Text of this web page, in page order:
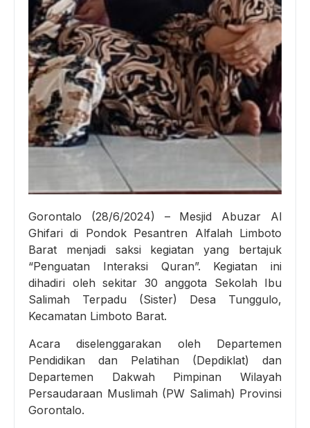
Gorontalo (28/6/2024) – Mesjid Abuzar Al
Ghifari di Pondok Pesantren Alfalah Limboto
Barat menjadi saksi kegiatan yang bertajuk
“Penguatan Interaksi Quran”. Kegiatan ini
dihadiri oleh sekitar 30 anggota Sekolah Ibu
Salimah Terpadu (Sister) Desa Tunggulo,
Kecamatan Limboto Barat.
Acara diselenggarakan oleh Departemen
Pendidikan dan Pelatihan (Depdiklat) dan
Departemen Dakwah Pimpinan Wilayah
Persaudaraan Muslimah (PW Salimah) Provinsi
Gorontalo.